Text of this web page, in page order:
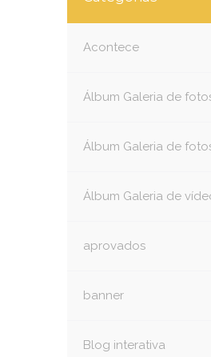
Acontece
Álbum Galeria de
Álbum Galeria de
Álbum Galeria de
aprovados
banner
Blog interativa